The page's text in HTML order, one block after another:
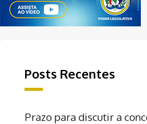
Posts Recentes
Prazo para discutir a